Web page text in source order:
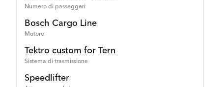
Numero di passeggeri
Bosch Cargo Line
Motore
Tektro custom for Tern
Sistema di trasmissione
Speedlifter